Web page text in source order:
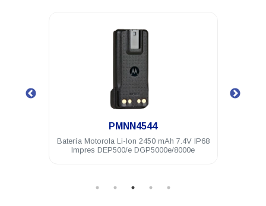
PMNN4544
Batería Motorola Li-Ion 2450 mAh 7.4V IP68
Impres DEP500/e DGP5000e/8000e